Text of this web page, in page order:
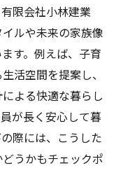
限会社小林建業
ルや未来の家族像
す。例えば、子育
活空間を提案し、
よる快適な暮らし
が長く安心して暮
際には、こうした
うかもチェックポ